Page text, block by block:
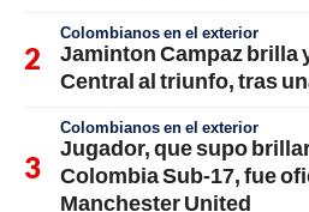
Colombianos en el exterior
Jaminton Campaz brilla
Central al triunfo, tras
Colombianos en el exterior
Jugador, que supo
Colombia Sub-17, fue
Manchester United